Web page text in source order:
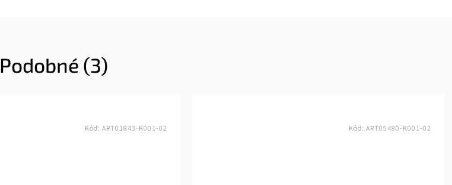
Podobné (3)
Kód: ART01843-K001-02 Kód: ART05480-K001-02